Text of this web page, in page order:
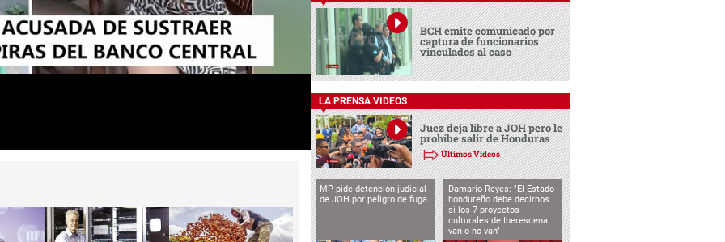
BCH emite comunicado por
captura de funcionarios
vinculados al caso
LA PRENSA VIDEOS
Juez deja libre a JOH pero le
prohíbe salir de Honduras
Últimos Videos
MP pide detención judicial
de JOH por peligro de fuga
Damario Reyes: "El Estado
hondureño debe decirnos
si los 7 proyectos
culturales de Iberescena
van o no van"